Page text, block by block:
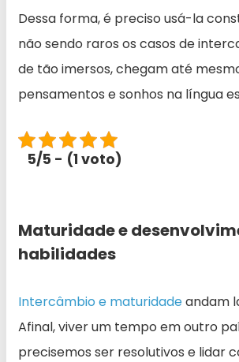
Dessa forma, é preciso usá-la
não sendo raros os casos de
de tão imersos, chegam até
pensamentos e sonhos na língua
5/5 - (1 voto)
Maturidade e
habilidades
Intercâmbio e maturidadeandam
Afinal, viver um tempo em outro
precisemos ser resolutivos e lidar